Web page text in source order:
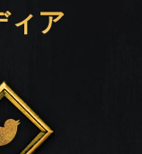
ィア